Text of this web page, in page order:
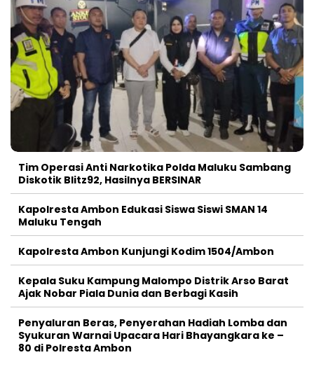
Tim Operasi Anti Narkotika Polda Maluku Sambang
Diskotik Blitz92, Hasilnya BERSINAR
Kapolresta Ambon Edukasi Siswa Siswi SMAN 14
Maluku Tengah
Kapolresta Ambon Kunjungi Kodim 1504/Ambon
Kepala Suku Kampung Malompo Distrik Arso Barat
Ajak Nobar Piala Dunia dan Berbagi Kasih
Penyaluran Beras, Penyerahan Hadiah Lomba dan
Syukuran Warnai Upacara Hari Bhayangkara ke –
80 di Polresta Ambon